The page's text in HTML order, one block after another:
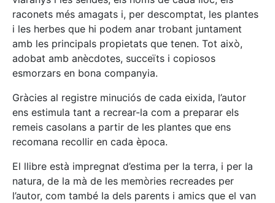
raconets més amagats i, per descomptat, les plantes
i les herbes que hi podem anar trobant juntament
amb les principals propietats que tenen. Tot això,
adobat amb anècdotes, succeïts i copiosos
esmorzars en bona companyia.
Gràcies al registre minuciós de cada eixida, l’autor
ens estimula tant a recrear-la com a preparar els
remeis casolans a partir de les plantes que ens
recomana recollir en cada època.
El llibre està impregnat d’estima per la terra, i per la
natura, de la mà de les memòries recreades per
l’autor, com també la dels parents i amics que el van